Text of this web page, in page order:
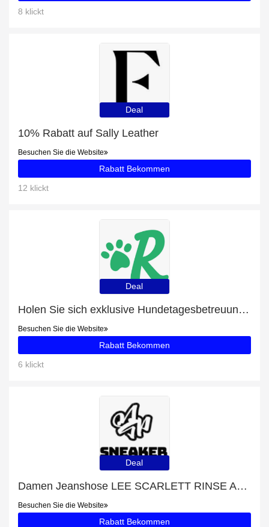
8 klickt
Deal
10% Rabatt auf Sally Leather
Besuchen Sie die Website
Rabatt Bekommen
12 klickt
Deal
Holen Sie sich exklusive Hundetagesbetreuung Anklam-Land-Angebote online: bis zu 22% Rabatt
Besuchen Sie die Website
Rabatt Bekommen
6 klickt
Deal
Damen Jeanshose LEE SCARLETT RINSE Angebot - bis zu 8% Rabatt
Besuchen Sie die Website
Rabatt Bekommen